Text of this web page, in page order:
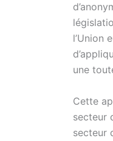
l’Union
une
Cette
secteur
secteur